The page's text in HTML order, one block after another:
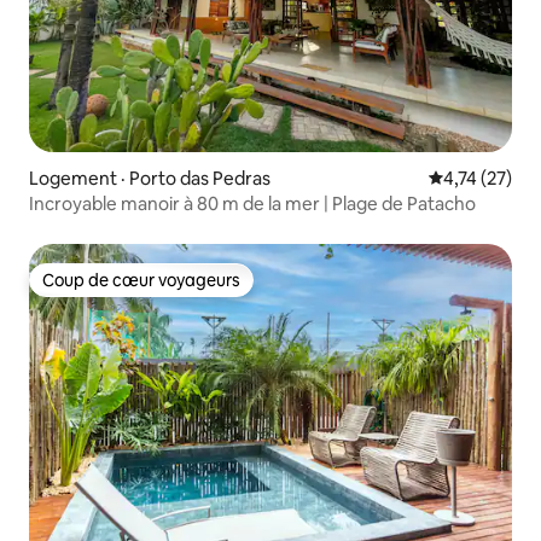
Logement · Porto das Pedras Note
4,74 (27)
Incroyable manoir à 80 m de la mer | Plage de Patacho
Coup de cœur voyageurs
Coup de cœur voyageurs